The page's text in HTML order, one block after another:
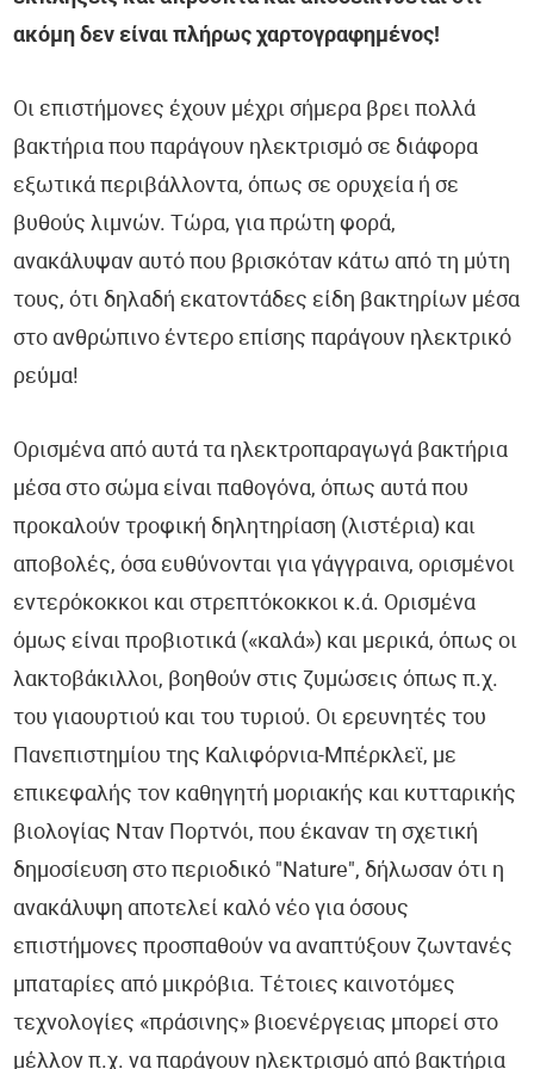
Καρδιολογία
Νευρολογία
Λοιμώξεις
Παιδιατρική
Οδοντιατρική
Ορθοπεδική
Ογκολογία
Οφθαλμολογία
Πνευμονολογία
Ωτορινολαρυγγολογία (ΩΡΛ)
Συμπληρώματα Διατροφής
Επιστημονικά Νέα
Τροφική Δυσανεξία - TrophoScan®
Έλεγχος Ανοσοποιητικού Συστήματος - ImmuneScan®
Υπογονιμότητα - SpermaScan®
ακόμη δεν είναι πλήρως χαρτογραφημένος!
Οι επιστήμονες έχουν μέχρι σήμερα βρει πολλά
βακτήρια που παράγουν ηλεκτρισμό σε διάφορα
εξωτικά περιβάλλοντα, όπως σε ορυχεία ή σε
βυθούς λιμνών. Τώρα, για πρώτη φορά,
ανακάλυψαν αυτό που βρισκόταν κάτω από τη μύτη
τους, ότι δηλαδή εκατοντάδες είδη βακτηρίων μέσα
στο ανθρώπινο έντερο επίσης παράγουν ηλεκτρικό
ρεύμα!
Ορισμένα από αυτά τα ηλεκτροπαραγωγά βακτήρια
μέσα στο σώμα είναι παθογόνα, όπως αυτά που
προκαλούν τροφική δηλητηρίαση (λιστέρια) και
αποβολές, όσα ευθύνονται για γάγγραινα, ορισμένοι
εντερόκοκκοι και στρεπτόκοκκοι κ.ά. Ορισμένα
όμως είναι προβιοτικά («καλά») και μερικά, όπως οι
λακτοβάκιλλοι, βοηθούν στις ζυμώσεις όπως π.χ.
του γιαουρτιού και του τυριού. Οι ερευνητές του
Πανεπιστημίου της Καλιφόρνια-Μπέρκλεϊ, με
επικεφαλής τον καθηγητή μοριακής και κυτταρικής
βιολογίας Νταν Πορτνόι, που έκαναν τη σχετική
δημοσίευση στο περιοδικό "Nature", δήλωσαν ότι η
ανακάλυψη αποτελεί καλό νέο για όσους
επιστήμονες προσπαθούν να αναπτύξουν ζωντανές
μπαταρίες από μικρόβια. Τέτοιες καινοτόμες
τεχνολογίες «πράσινης» βιοενέργειας μπορεί στο
μέλλον π.χ. να παράγουν ηλεκτρισμό από βακτήρια